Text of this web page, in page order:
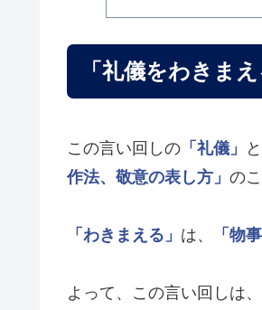
「礼儀をわきま
この言い回しの 「礼儀」
作法、敬意の表し方」 の
「わきまえる」 は、 「物
よって、この言い回しは、